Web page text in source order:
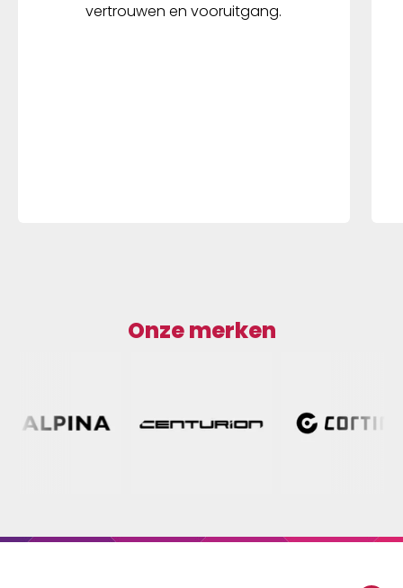
vertrouwen en vooruitgang.
Onze merken